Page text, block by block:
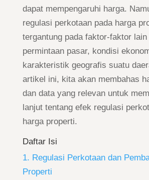
dapat mempengaruhi harga.
regulasi perkotaan pada harga
tergantung pada faktor-faktor
permintaan pasar, kondisi
karakteristik geografis suatu
artikel ini, kita akan membahas
dan data yang relevan untuk
lanjut tentang efek regulasi
harga properti.
Daftar Isi
1. Regulasi Perkotaan dan
Properti